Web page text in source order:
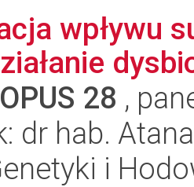
wpływu
OPUS 28 ,
dr hab.
i